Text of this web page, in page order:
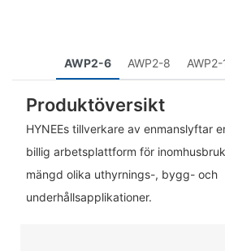
AWP2-6 AWP2-8 AWP2-
Produktöversikt
HYNEEs tillverkare av enmanslyftar
billig arbetsplattform för
mängd olika uthyrnings-, bygg- och
underhållsapplikationer.